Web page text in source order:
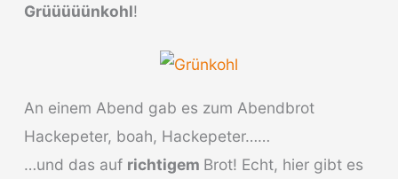
Grüüüüünkohl!
An einem Abend gab es zum Abendbrot
Hackepeter, boah, Hackepeter……
…und das auf richtigem Brot! Echt, hier gibt es